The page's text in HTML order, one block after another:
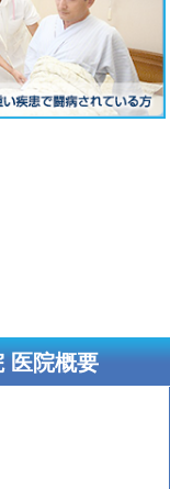
院での受診方法に
いて
実加算の算定医
始致します。
ださい。
お知らせ
に接種券が届き
ださい。
医院概要